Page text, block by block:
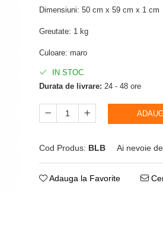
Dimensiuni: 50 cm x 59 cm x 1 cm
Greutate: 1 kg
Culoare: maro
IN STOC
Durata de livrare: 24 - 48 ore
Cod Produs: BLB Ai nevoie
Adauga la Favorite